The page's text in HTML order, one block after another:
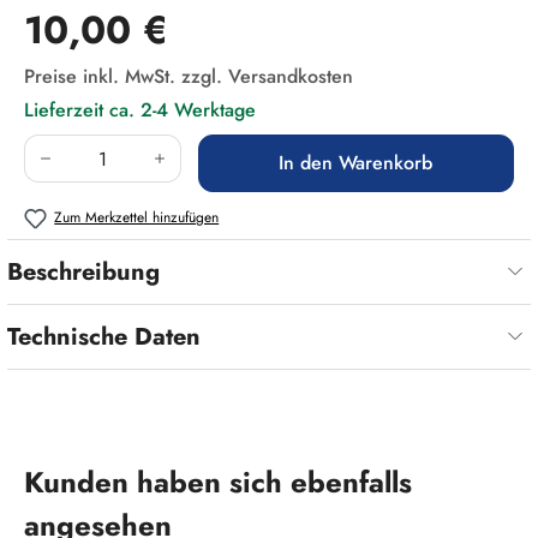
Regulärer Preis:
10,00 €
Preise inkl. MwSt. zzgl. Versandkosten
Lieferzeit ca. 2-4 Werktage
Produkt Anzahl: Gib den gewünschten Wert
In den Warenkorb
Zum Merkzettel hinzufügen
Beschreibung
Technische Daten
Produktgalerie überspringen
Kunden haben sich ebenfalls
angesehen